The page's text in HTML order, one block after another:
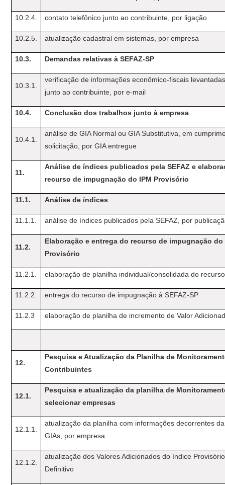
10.2.4. contato telefônico junto ao contribuinte, por ligação
10.2.5. atualização cadastral em sistemas, por empresa
10.3. Demandas relativas à SEFAZ-SP
10.3.1.
verificação de informações econômico-fiscais
junto ao contribuinte, por e-mail
10.4. Conclusão dos trabalhos junto à empresa
10.4.1.
análise de GIA Normal ou GIA Substitutiva, em
solicitação, por GIA entregue
11.
Análise de índices publicados pela SEFAZ e
recurso de impugnação do IPM Provisório
11.1. Análise de índices
11.1.1. análise de índices publicados pela SEFAZ, por
11.2.
Elaboração e entrega do recurso de impugnação do
Provisório
11.2.1. elaboração de planilha individual/consolidada do recurso
11.2.2. entrega do recurso de impugnação à SEFAZ-SP
11.2.3 elaboração de planilha de incremento de Valor
12.
Pesquisa e Atualização da Planilha de
Contribuintes
12.1.
Pesquisa e atualização da planilha de
selecionar empresas
12.1.1.
atualização da planilha com informações decorrentes
GIAs, por empresa
12.1.2.
atualização dos Valores Adicionados do índice
Definitivo